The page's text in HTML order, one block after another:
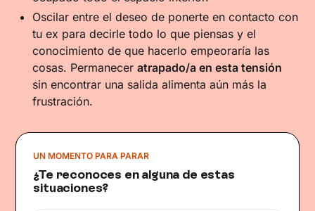
Oscilar entre el deseo de ponerte en contacto con
tu ex para decirle todo lo que piensas y el
conocimiento de que hacerlo empeoraría las
cosas. Permaneceratrapado/a en esta tensión
sin encontrar una salida alimenta aún más la
frustración.
UN MOMENTO PARA PARAR
¿Te reconoces en alguna de estas
situaciones?